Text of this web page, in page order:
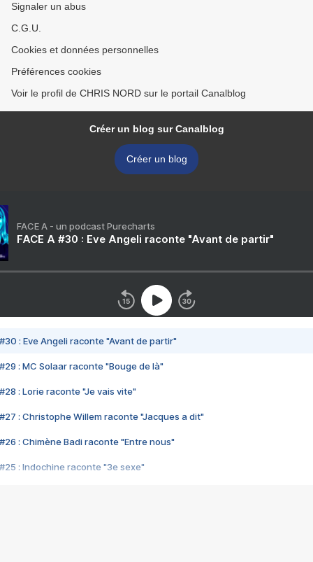
Signaler un abus
C.G.U.
Cookies et données personnelles
Préférences cookies
Voir le profil de CHRIS NORD sur le portail Canalblog
Créer un blog sur Canalblog
Créer un blog
FACE A - un podcast Purecharts
FACE A #30 : Eve Angeli raconte "Avant de partir"
#30 : Eve Angeli raconte "Avant de partir"
#29 : MC Solaar raconte "Bouge de là"
#28 : Lorie raconte "Je vais vite"
#27 : Christophe Willem raconte "Jacques a dit"
#26 : Chimène Badi raconte "Entre nous"
#25 : Indochine raconte "3e sexe"